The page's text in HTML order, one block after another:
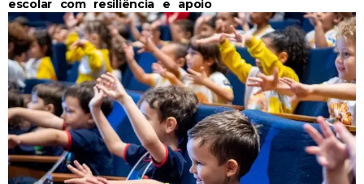
escolar com resiliência e apoio